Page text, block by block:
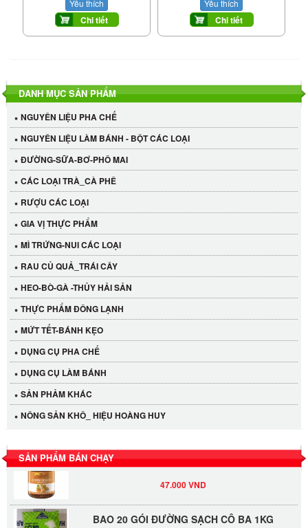
Yêu thích
Chi tiết
Yêu thích
Chi tiết
DANH MỤC SẢN PHẨM
NGUYÊN LIỆU PHA CHẾ
NGUYÊN LIỆU LÀM BÁNH - BỘT CÁC LOẠI
ĐƯỜNG-SỮA-BƠ-PHÔ MAI
CÁC LOẠI TRÀ_CÀ PHÊ
RƯỢU CÁC LOẠI
GIA VỊ THỰC PHẨM
MÌ TRỨNG-NUI CÁC LOẠI
RAU CỦ QUẢ_TRÁI CÂY
HEO-BÒ-GÀ -THỦY HẢI SẢN
THỰC PHẨM ĐÔNG LẠNH
MỨT TẾT-BÁNH KẸO
DỤNG CỤ PHA CHẾ
DỤNG CỤ LÀM BÁNH
SẢN PHẢM KHÁC
NÔNG SẢN KHÔ_ HIỆU HOÀNG HUY
SẢN PHẨM BÁN CHẠY
LỐC 12 HỦ Tương xí muội LKK 260g
Tương xí muội LKK 260g
BAO 20 GÓI ĐƯỜNG SẠCH CÔ BA 1KG